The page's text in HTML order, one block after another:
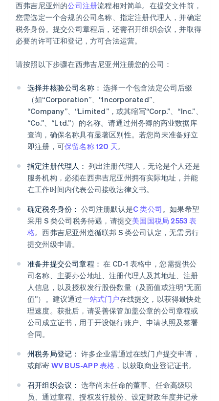
西弗吉尼亚州的公司注册流程相对简单。在提交文件前，
您需选定一个合规的公司名称、指定注册代理人，并确定
税务身份。提交公司章程后，还需召开组织会议，并取得
必要的许可证和登记，方可合法运营。
请按照以下步骤在西弗吉尼亚州注册您的公司：
选择并核验公司名称： 选择一个包含法定公司后缀
（如“Corporation”、“Incorporated”、
“Company”、“Limited”，或其缩写“Corp.”、“Inc.”、
“Co.”、“Ltd.”）的名称。请通过州务卿的商业数据库
查询，确保名称具有显著区别性。若您尚未准备好立
即注册，可保留名称 120 天。
指定注册代理人： 列出注册代理人，无论是个人还是
服务机构，必须在西弗吉尼亚州拥有实际地址，并能
在工作时间内代表公司接收法律文书。
确定税务身份： 公司注册默认是C 类公司。如果希望
采用 S 类公司税务待遇，请提交美国国税局 2553 表
格。西弗吉尼亚州遵循联邦 S 类公司认定，无需另行
提交州级申请。
准备并提交公司章程： 在 CD-1 表格中，您需提供公
司名称、主要办公地址、注册代理人及其地址、注册
人信息，以及授权发行股份数量（及面值或注明“无面
值”）。建议通过一站式门户在线提交，以获得最快处
理速度。获批后，请妥善保管加盖公章的公司章程或
公司成立证书，用于开设银行账户、申请执照及签署
合同。
州税务局登记： 许多企业需通过在线门户提交申请，
或邮寄 WV BUS-APP 表格 ，以获取商业登记证书。
召开组织会议： 选举尚未任命的董事、任命高级职
员、通过章程、授权发行股份、设定财政年度并记录